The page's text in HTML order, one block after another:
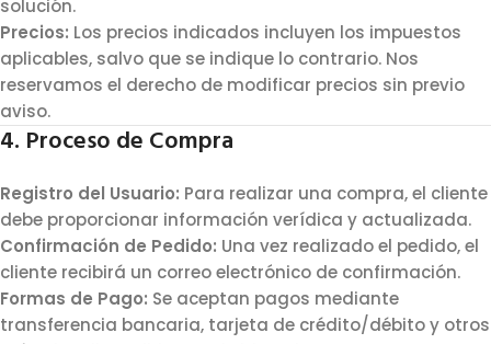
solución.
Precios: Los precios indicados incluyen los impuestos
aplicables, salvo que se indique lo contrario. Nos
reservamos el derecho de modificar precios sin previo
aviso.
4. Proceso de Compra
Registro del Usuario: Para realizar una compra, el cliente
debe proporcionar información verídica y actualizada.
Confirmación de Pedido: Una vez realizado el pedido, el
cliente recibirá un correo electrónico de confirmación.
Formas de Pago: Se aceptan pagos mediante
transferencia bancaria, tarjeta de crédito/débito y otros